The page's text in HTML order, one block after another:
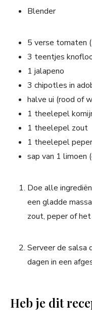
Blender
5 verse tomaten
3 teentjes
1 jalapeno
3 chipotles in
halve ui (rood of
1 theelepel
1 theelepel zout
1 theelepel peper
sap van 1 limoen
Doe alle
een gladde
zout, peper of
Serveer de salsa
dagen in een
Heb je dit